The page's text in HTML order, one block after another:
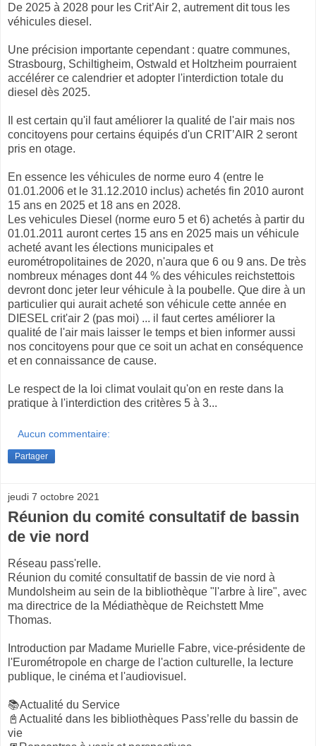
De 2025 à 2028 pour les Crit’Air 2, autrement dit tous les
véhicules diesel.
Une précision importante cependant : quatre communes,
Strasbourg, Schiltigheim, Ostwald et Holtzheim pourraient
accélérer ce calendrier et adopter l'interdiction totale du
diesel dès 2025.
Il est certain qu'il faut améliorer la qualité de l'air mais nos
concitoyens pour certains équipés d'un CRIT’AIR 2 seront
pris en otage.
En essence les véhicules de norme euro 4 (entre le
01.01.2006 et le 31.12.2010 inclus) achetés fin 2010 auront
15 ans en 2025 et 18 ans en 2028.
Les vehicules Diesel (norme euro 5 et 6) achetés à partir du
01.01.2011 auront certes 15 ans en 2025 mais un véhicule
acheté avant les élections municipales et
eurométropolitaines de 2020, n'aura que 6 ou 9 ans. De très
nombreux ménages dont 44 % des véhicules reichstettois
devront donc jeter leur véhicule à la poubelle. Que dire à un
particulier qui aurait acheté son véhicule cette année en
DIESEL crit'air 2 (pas moi) ... il faut certes améliorer la
qualité de l'air mais laisser le temps et bien informer aussi
nos concitoyens pour que ce soit un achat en conséquence
et en connaissance de cause.
Le respect de la loi climat voulait qu'on en reste dans la
pratique à l'interdiction des critères 5 à 3...
Aucun commentaire:
Partager
jeudi 7 octobre 2021
Réunion du comité consultatif de bassin
de vie nord
Réseau pass'relle.
Réunion du comité consultatif de bassin de vie nord à
Mundolsheim au sein de la bibliothèque "l'arbre à lire", avec
ma directrice de la Médiathèque de Reichstett Mme
Thomas.
Introduction par Madame Murielle Fabre, vice-présidente de
l'Eurométropole en charge de l'action culturelle, la lecture
publique, le cinéma et l'audiovisuel.
📚Actualité du Service
📓Actualité dans les bibliothèques Pass’relle du bassin de
vie